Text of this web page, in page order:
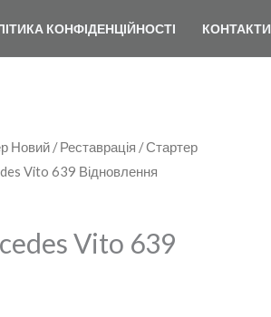
КОНФІДЕНЦІЙНОСТІ КОНТАКТИ
Новий / Реставрація /Стартер
Vito 639 Відновлення
Vito 639